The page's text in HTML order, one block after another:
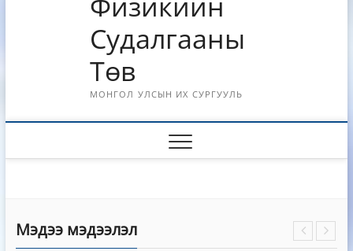
Судалгааны
Төв
МОНГОЛ УЛСЫН ИХ СУРГУУЛЬ
Мэдээ мэдээлэл